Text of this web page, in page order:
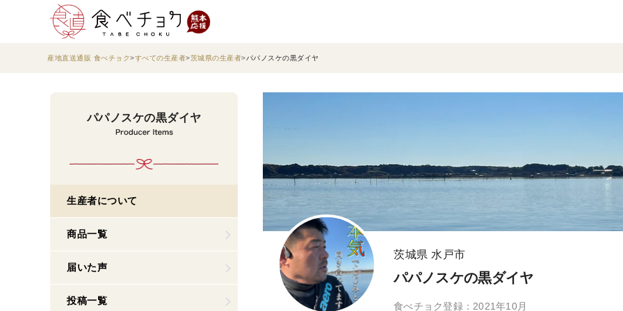
産地直送通販 食べチョク すべての生産者 茨城県の生産者 パパノスケの黒ダイヤ
茨城県 水戸市
パパノスケの黒ダイヤ
食べチョク登録：2021年10月
パパノスケの黒ダイヤ
生産者について
商品一覧
届いた声
投稿一覧